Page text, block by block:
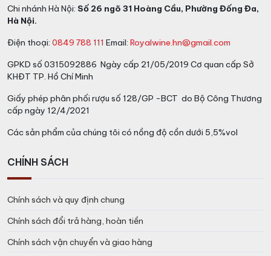
Chi nhánh Hà Nội: Số 26 ngõ 31 Hoàng Cầu, Phường Đống Đa,
Hà Nội.
Điện thoại: 0849 788 111 Email: Royalwine.hn@gmail.com
GPKD số 0315092886 Ngày cấp 21/05/2019 Cơ quan cấp Sở
KHĐT TP. Hồ Chí Minh
Giấy phép phân phối rượu số 128/GP -BCT do Bộ Công Thương
cấp ngày 12/4/2021
Các sản phẩm của chúng tôi có nồng độ cồn dưới 5,5%vol
CHÍNH SÁCH
Chính sách và quy định chung
Chính sách đổi trả hàng, hoàn tiền
Chính sách vận chuyển và giao hàng